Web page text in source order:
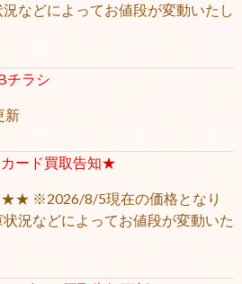
などによってお値段が変動いたし
チラシ
新
ード買取告知★
※2026/8/5現在の価格となり
状況などによってお値段が変動いた